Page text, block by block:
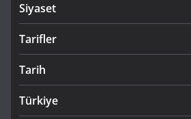
Siyaset
Tarifler
Tarih
Türkiye